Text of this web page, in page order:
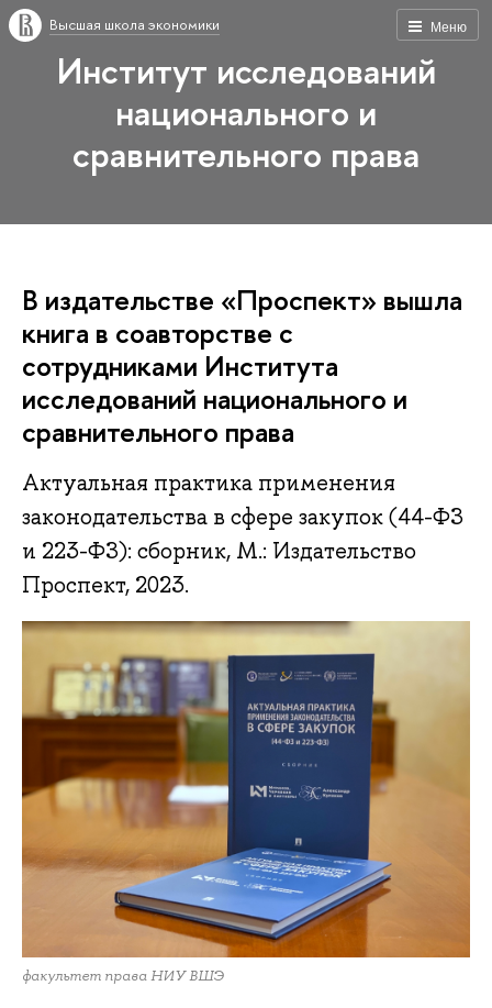
Меню
Высшая школа экономики
Институт исследований
национального и
сравнительного права
В издательстве «Проспект» вышла
книга в соавторстве с
сотрудниками Института
исследований национального и
сравнительного права
Актуальная практика применения
законодательства в сфере закупок (44-ФЗ
и 223-ФЗ): сборник, М.: Издательство
Проспект, 2023.
факультет права НИУ ВШЭ